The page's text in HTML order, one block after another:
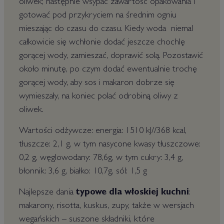
oliwek; następnie wsypać zawartość opakowania i
gotować pod przykryciem na średnim ogniu
mieszając do czasu do czasu. Kiedy woda niemal
całkowicie się wchłonie dodać jeszcze chochlę
gorącej wody, zamieszać, doprawić solą. Pozostawić
około minutę, po czym dodać ewentualnie trochę
gorącej wody, aby sos i makaron dobrze się
wymieszały, na koniec polać odrobiną oliwy z
oliwek.
Wartości odżywcze: energia: 1510 kJ//368 kcal,
tłuszcze: 2,1 g, w tym nasycone kwasy tłuszczowe:
0,2 g, węglowodany: 78,6g, w tym cukry: 3,4 g,
błonnik: 3,6 g, białko: 10,7g, sól: 1,5 g
Najlepsze dania typowe dla włoskiej kuchni:
makarony, risotta, kuskus, zupy, także w wersjach
wegańskich – suszone składniki, które